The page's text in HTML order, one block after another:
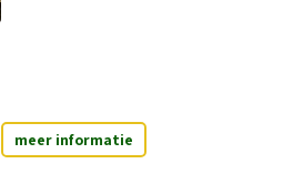
meer informatie